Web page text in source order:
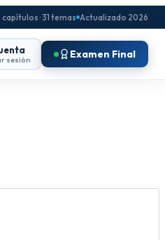
capítulos · 31 temas Actualizado 2026
sesión Examen Final